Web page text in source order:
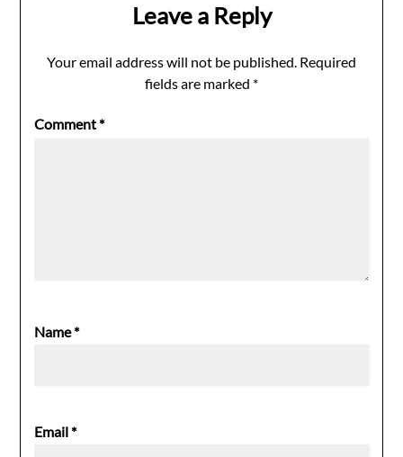
Leave a Reply
Your email address will not be published. Required
fields are marked *
Comment*
Name*
Email*